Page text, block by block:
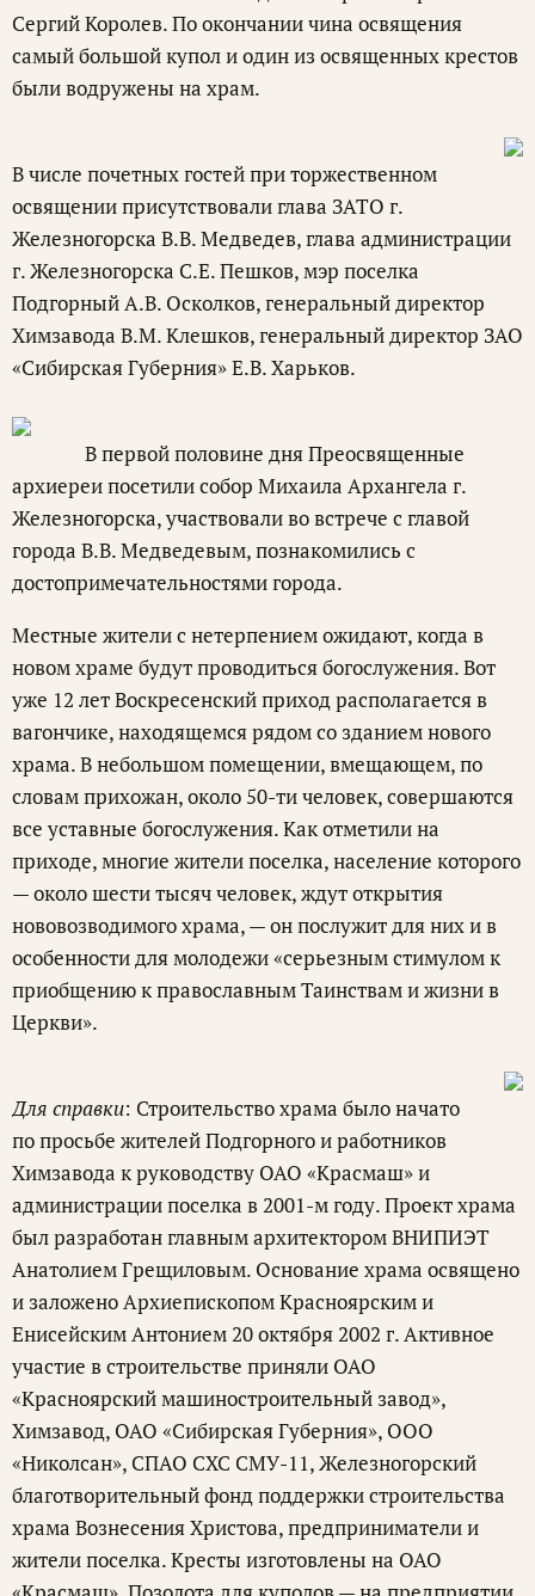
Сергий Королев. По окончании чина освящения
самый большой купол и один из освященных крестов
были водружены на храм.
В числе почетных гостей при торжественном
освящении присутствовали глава ЗАТО г.
Железногорска В.В. Медведев, глава администрации
г. Железногорска С.Е. Пешков, мэр поселка
Подгорный А.В. Осколков, генеральный директор
Химзавода В.М. Клешков, генеральный директор ЗАО
«Сибирская Губерния» Е.В. Харьков.
В первой половине дня Преосвященные
архиереи посетили собор Михаила Архангела г.
Железногорска, участвовали во встрече с главой
города В.В. Медведевым, познакомились с
достопримечательностями города.
Местные жители с нетерпением ожидают, когда в
новом храме будут проводиться богослужения. Вот
уже 12 лет Воскресенский приход располагается в
вагончике, находящемся рядом со зданием нового
храма. В небольшом помещении, вмещающем, по
словам прихожан, около 50-ти человек, совершаются
все уставные богослужения. Как отметили на
приходе, многие жители поселка, население которого
— около шести тысяч человек, ждут открытия
нововозводимого храма, — он послужит для них и в
особенности для молодежи «серьезным стимулом к
приобщению к православным Таинствам и жизни в
Церкви».
Для справки: Строительство храма было начато
по просьбе жителей Подгорного и работников
Химзавода к руководству ОАО «Красмаш» и
администрации поселка в 2001-м году. Проект храма
был разработан главным архитектором ВНИПИЭТ
Анатолием Грещиловым. Основание храма освящено
и заложено Архиепископом Красноярским и
Енисейским Антонием 20 октября 2002 г. Активное
участие в строительстве приняли ОАО
«Красноярский машиностроительный завод»,
Химзавод, ОАО «Сибирская Губерния», ООО
«Николсан», СПАО СХС СМУ-11, Железногорский
благотворительный фонд поддержки строительства
храма Вознесения Христова, предприниматели и
жители поселка. Кресты изготовлены на ОАО